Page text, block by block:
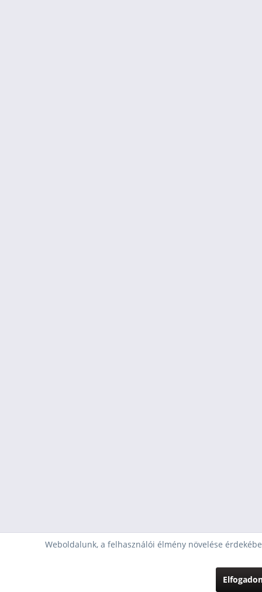
Weboldalunk, a felhasználói élmény növelése